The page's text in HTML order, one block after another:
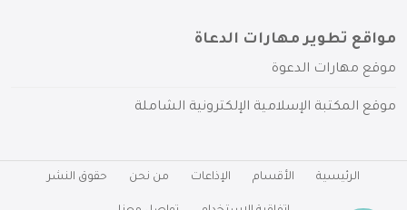
مواقع تطوير مهارات الدعاة
موقع مهارات الدعوة
موقع المكتبة الإسلامية الإلكترونية الشاملة
الرئيسية الأقسام الإذاعات من نحن حقوق النشر